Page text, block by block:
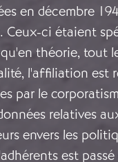
en décembre
ci étaient
théorie, tout
l'affiliation est
par le
relatives
envers les
est